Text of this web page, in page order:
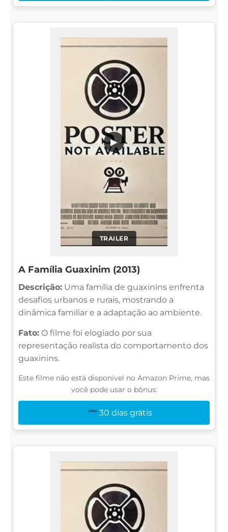
TRAILER
▶
A Família Guaxinim (2013)
Descrição: Uma família de guaxinins enfrenta
desafios urbanos e rurais, mostrando a
dinâmica familiar e a adaptação ao ambiente.
Fato: O filme foi elogiado por sua
representação realista do comportamento dos
guaxinins.
Este filme não está disponível no Amazon Prime, mas
você pode usar o bônus:
30 dias grátis